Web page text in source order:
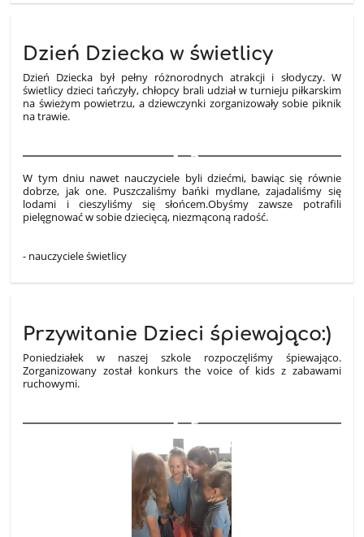
Dzień Dziecka w świetlicy
Dzień Dziecka był pełny różnorodnych atrakcji i słodyczy. W
świetlicy dzieci tańczyły, chłopcy brali udział w turnieju piłkarskim
na świeżym powietrzu, a dziewczynki zorganizowały sobie piknik
na trawie.
3
W tym dniu nawet nauczyciele byli dziećmi, bawiąc się równie
dobrze, jak one. Puszczaliśmy bańki mydlane, zajadaliśmy się
lodami i cieszyliśmy się słońcem.Obyśmy zawsze potrafili
pielęgnować w sobie dziecięcą, niezmąconą radość.
- nauczyciele świetlicy
Przywitanie Dzieci śpiewająco:)
Poniedziałek w naszej szkole rozpoczęliśmy śpiewająco.
Zorganizowany został konkurs the voice of kids z zabawami
ruchowymi.
5